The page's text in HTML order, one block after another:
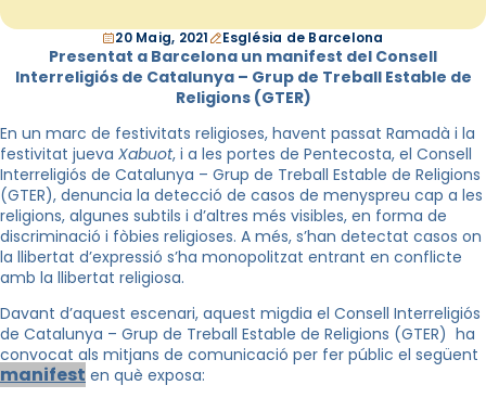
20 Maig, 2021 Església de Barcelona
Presentat a Barcelona un manifest del Consell
Interreligiós de Catalunya – Grup de Treball Estable de
Religions (GTER)
En un marc de festivitats religioses, havent passat Ramadà i la
festivitat jueva Xabuot, i a les portes de Pentecosta, el Consell
Interreligiós de Catalunya – Grup de Treball Estable de Religions
(GTER), denuncia la detecció de casos de menyspreu cap a les
religions, algunes subtils i d’altres més visibles, en forma de
discriminació i fòbies religioses. A més, s’han detectat casos on
la llibertat d’expressió s’ha monopolitzat entrant en conflicte
amb la llibertat religiosa.
Davant d’aquest escenari, aquest migdia el Consell Interreligiós
de Catalunya – Grup de Treball Estable de Religions (GTER) ha
convocat als mitjans de comunicació per fer públic el següent
manifest en què exposa: